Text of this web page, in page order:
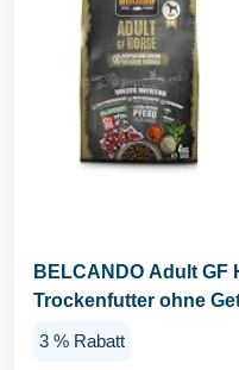
BELCANDO Adult GF
Trockenfutter ohne
3 % Rabatt